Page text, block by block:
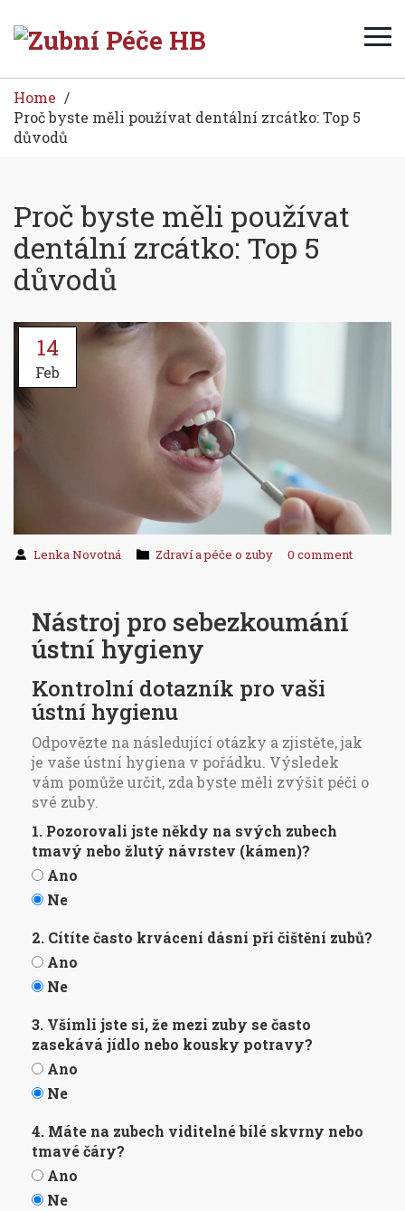
Home
Proč byste měli používat dentální zrcátko: Top 5
důvodů
Proč byste měli používat
dentální zrcátko: Top 5
důvodů
14
Feb
Lenka Novotná Zdraví a péče o zuby 0 comment
Nástroj pro sebezkoumání
ústní hygieny
Kontrolní dotazník pro vaši
ústní hygienu
Odpovězte na následující otázky a zjistěte, jak
je vaše ústní hygiena v pořádku. Výsledek
vám pomůže určit, zda byste měli zvýšit péči o
své zuby.
1. Pozorovali jste někdy na svých zubech
tmavý nebo žlutý návrstev (kámen)?
Ano
Ne
2. Cítíte často krvácení dásní při čištění zubů?
Ano
Ne
3. Všimli jste si, že mezi zuby se často
zasekává jídlo nebo kousky potravy?
Ano
Ne
4. Máte na zubech viditelné bílé skvrny nebo
tmavé čáry?
Ano
Ne